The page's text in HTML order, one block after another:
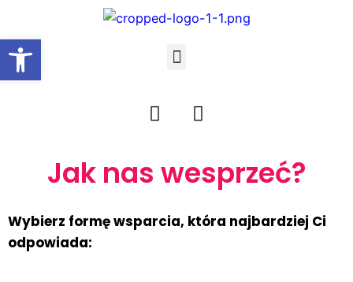
Open toolbar
Jak nas wesprzeć?
Wybierz formę wsparcia, która najbardziej Ci
odpowiada: